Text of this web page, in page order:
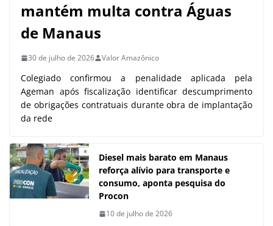
mantém multa contra Águas
de Manaus
30 de julho de 2026 Valor Amazônico
Colegiado confirmou a penalidade aplicada pela
Ageman após fiscalização identificar descumprimento
de obrigações contratuais durante obra de implantação
da rede
Diesel mais barato em Manaus
reforça alívio para transporte e
consumo, aponta pesquisa do
Procon
10 de julho de 2026